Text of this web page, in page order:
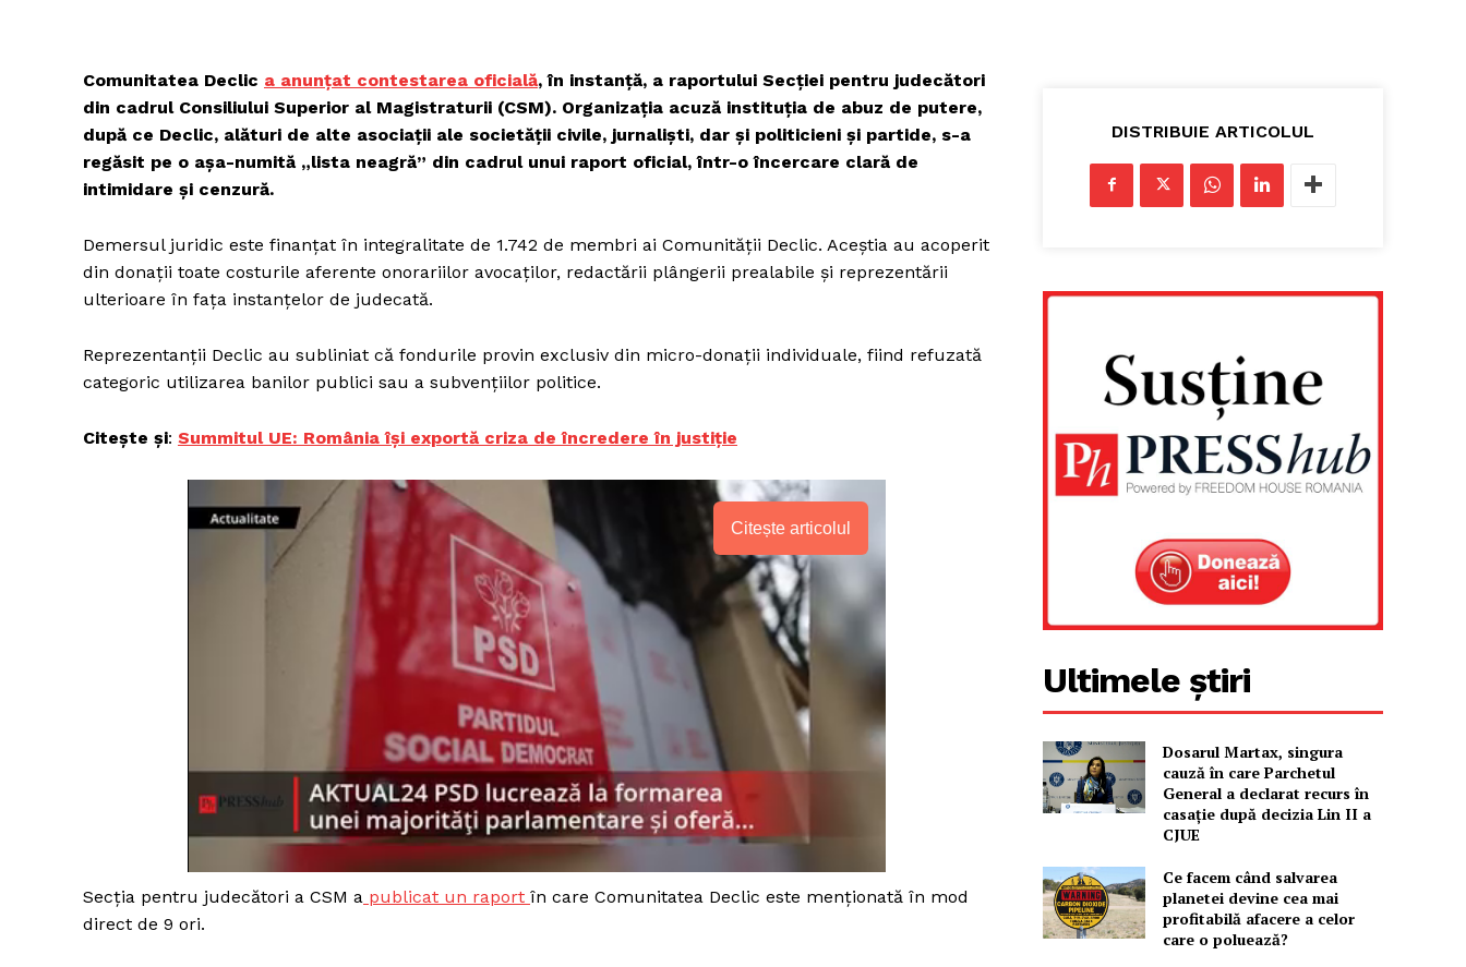
Comunitatea Declic a anunțat contestarea oficială, în instanță, a raportului Secției pentru judecători
din cadrul Consiliului Superior al Magistraturii (CSM). Organizația acuză instituția de abuz de putere,
după ce Declic, alături de alte asociații ale societății civile, jurnaliști, dar și politicieni și partide, s-a
regăsit pe o așa-numită „lista neagră” din cadrul unui raport oficial, într-o încercare clară de
intimidare și cenzură.
Demersul juridic este finanțat în integralitate de 1.742 de membri ai Comunității Declic. Aceștia au acoperit
din donații toate costurile aferente onorariilor avocaților, redactării plângerii prealabile și reprezentării
ulterioare în fața instanțelor de judecată.
Reprezentanții Declic au subliniat că fondurile provin exclusiv din micro-donații individuale, fiind refuzată
categoric utilizarea banilor publici sau a subvențiilor politice.
Citește și: Summitul UE: România își exportă criza de încredere în justiție
Citește articolul
Secția pentru judecători a CSM a publicat un raport în care Comunitatea Declic este menționată în mod
direct de 9 ori.
DISTRIBUIE ARTICOLUL
Ultimele știri
Dosarul Martax, singura
cauză în care Parchetul
General a declarat recurs în
casație după decizia Lin II a
CJUE
Ce facem când salvarea
planetei devine cea mai
profitabilă afacere a celor
care o poluează?